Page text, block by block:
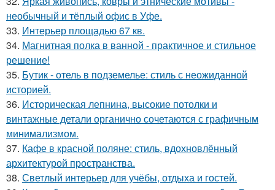
необычный и тёплый офис в Уфе.
33. Интерьер площадью 67 кв.
34. Магнитная полка в ванной - практичное и стильное
решение!
35. Бутик - отель в подземелье: стиль с неожиданной
историей.
36. Историческая лепнина, высокие потолки и
винтажные детали органично сочетаются с графичным
минимализмом.
37. Кафе в красной поляне: стиль, вдохновлённый
архитектурой пространства.
38. Светлый интерьер для учёбы, отдыха и гостей.